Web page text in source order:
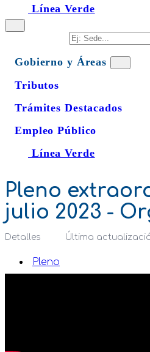
Línea Verde
Gobierno y Áreas
Tributos
Trámites Destacados
Empleo Público
Línea Verde
Pleno
julio 2023 -
Detalles Última
Pleno